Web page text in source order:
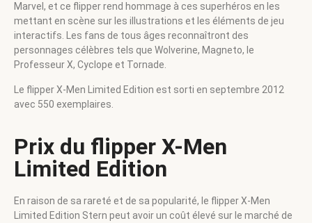
Marvel, et ce flipper rend hommage à ces superhéros en les
mettant en scène sur les illustrations et les éléments de jeu
interactifs. Les fans de tous âges reconnaîtront des
personnages célèbres tels que Wolverine, Magneto, le
Professeur X, Cyclope et Tornade.
Le flipper X-Men Limited Edition est sorti en septembre 2012
avec 550 exemplaires.
Prix du flipper X-Men
Limited Edition
En raison de sa rareté et de sa popularité, le flipper X-Men
Limited Edition Stern peut avoir un coût élevé sur le marché de